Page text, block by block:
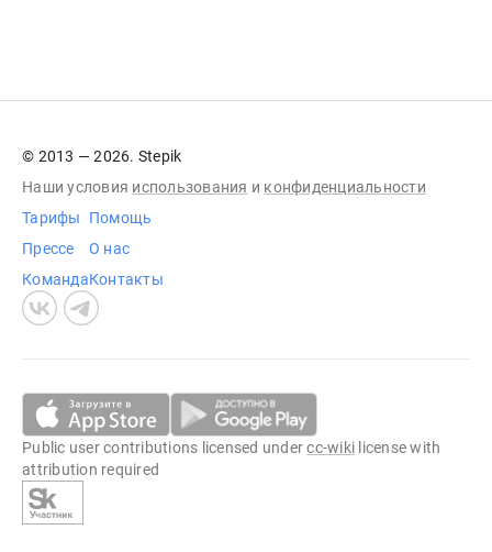
© 2013 — 2026. Stepik
Наши условия использования и конфиденциальности
Тарифы
Прессе
Команда
Помощь
О нас
Контакты
Public user contributions licensed undercc-wiki license with
attribution required